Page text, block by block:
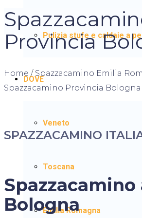
Pulizia stufe e caldaie a
DOVE
Veneto
Toscana
Emilia Romagna
Provincia
Home / Spazzacamino Emilia
Spazzacamino Provincia Bologna
SPAZZACAMINO
Spazzacamino
Bologna